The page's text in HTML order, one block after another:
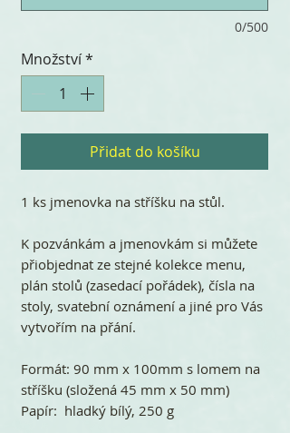
0/500
Množství*
Přidat do košíku
1 ks jmenovka na stříšku na stůl.
K pozvánkám a jmenovkám si můžete
přiobjednat ze stejné kolekce menu,
plán stolů (zasedací pořádek), čísla na
stoly, svatební oznámení a jiné pro Vás
vytvořím na přání.
Formát: 90 mm x 100mm s lomem na
stříšku (složená 45 mm x 50 mm)
Papír: hladký bílý, 250 g